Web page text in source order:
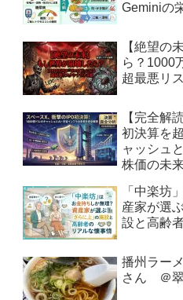
Geminiの
【絶望の
ら？1000
超最悪リ
【完全解
初決算を
ャッシュ
株価の未
「中楽坊
産家が選
設と高齢
播州ラー
さん ＠